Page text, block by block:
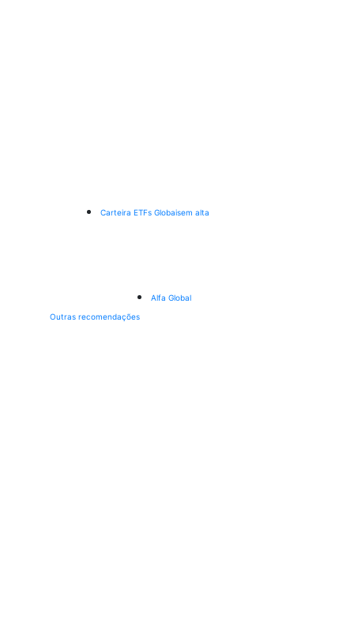
Carteira ETFs Globaisem alta
Alfa Global
Outras recomendações